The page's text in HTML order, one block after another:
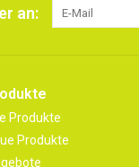
an:
Produkte
Produkte